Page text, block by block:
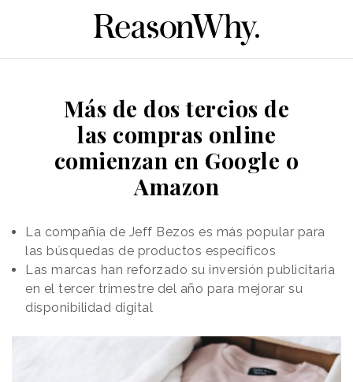
Más de dos tercios de
las compras online
comienzan en Google o
Amazon
La compañía de Jeff Bezos es más popular para
las búsquedas de productos específicos
Las marcas han reforzado su inversión publicitaria
en el tercer trimestre del año para mejorar su
disponibilidad digital